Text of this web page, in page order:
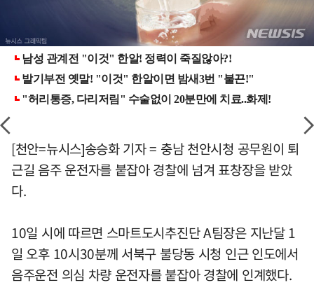
[천안=뉴시스]송승화 기자 = 충남 천안시청 공무원이 퇴
근길 음주 운전자를 붙잡아 경찰에 넘겨 표창장을 받았
다.
10일 시에 따르면 스마트도시추진단 A팀장은 지난달 1
일 오후 10시30분께 서북구 불당동 시청 인근 인도에서
음주운전 의심 차량 운전자를 붙잡아 경찰에 인계했다.